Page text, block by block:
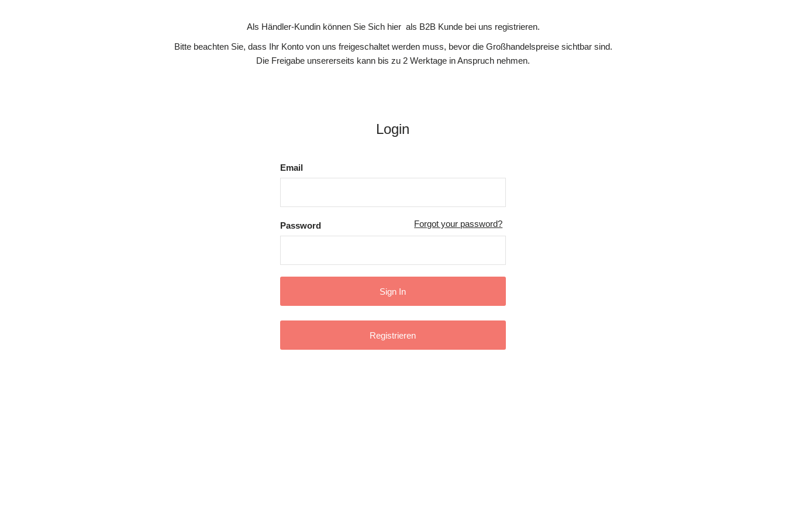
Als Händler-Kundin können Sie Sich hier als B2B Kunde bei uns registrieren.
Bitte beachten Sie, dass Ihr Konto von uns freigeschaltet werden muss, bevor die Großhandelspreise sichtbar sind.
Die Freigabe unsererseits kann bis zu 2 Werktage in Anspruch nehmen.
Login
Email
Password Forgot your password?
Registrieren